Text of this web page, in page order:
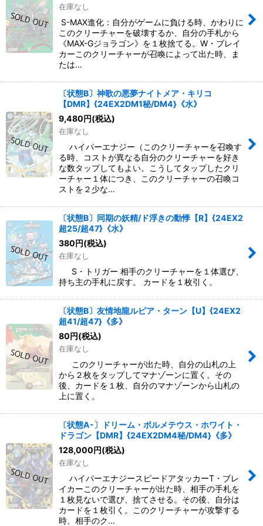
在庫なし
S-MAX進化：自分がゲームに負ける時、かわりに
このクリーチャーを破壊するか、自分の手札から
《MAX-Gジョラゴン》を１枚捨てる。W・ブレイ
カーこのクリーチャーが召喚によって出た時、ま
たは…
〔状態B〕神歌の悪夢ナイトメア・キリコ
【DMR】{24EX2DM1秘/DM4}《水》
9,480 円(税込)
在庫なし
ハイパーエナジー（このクリーチャーを召喚す
る時、コストが異なる自分のクリーチャーを好き
な数タップしてもよい。こうしてタップしたクリ
ーチャー１体につき、このクリーチャーの召喚コ
ストを２少な…
〔状態B〕同期の妖精/ド浮きの動悸【R】{24EX2
超25/超47}《水》
380 円(税込)
在庫なし
S・トリガー 相手のクリーチャーを１体選び、
持ち主の手札に戻す。 カードを１枚引く。
〔状態B〕友情地龍ルピア・ターン【U】{24EX2
超41/超47}《多》
80 円(税込)
在庫なし
このクリーチャーが出た時、自分の山札の上
から２枚をタップしてマナゾーンに置く。その
後、カードを１枚、自分のマナゾーンから山札の
上に置く。
〔状態A-〕ドリーム・ボルメテウス・ホワイト・
ドラゴン【DMR】{24EX2DM4秘/DM4}《多》
128,000 円(税込)
在庫なし
ハイパーエナジースピードアタッカーT・ブレ
イカーこのクリーチャーが出た時、相手の手札を
１枚見ないで選び、捨てさせる。その後、自分は
カードを１枚引く。このクリーチャーが攻撃する
時、相手のク…